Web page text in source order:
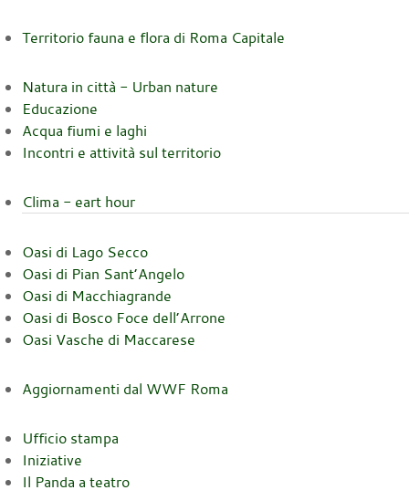
Territorio fauna e flora di Roma Capitale
Natura in città - Urban nature
Educazione
Acqua fiumi e laghi
Incontri e attività sul territorio
Clima - eart hour
Oasi di Lago Secco
Oasi di Pian Sant’Angelo
Oasi di Macchiagrande
Oasi di Bosco Foce dell’Arrone
Oasi Vasche di Maccarese
Aggiornamenti dal WWF Roma
Ufficio stampa
Iniziative
Il Panda a teatro